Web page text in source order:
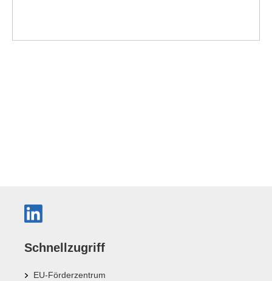
Schnellzugriff
EU-Förderzentrum